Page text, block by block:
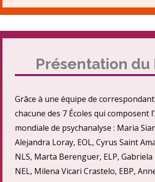
Présentation du
Grâce à une équipe de
chacune des 7 Écoles qui composent
mondiale de psychanalyse : Maria
Alejandra Loray, EOL, Cyrus Saint
NLS, Marta Berenguer, ELP,
NEL, Milena Vicari Crastelo, EBP,